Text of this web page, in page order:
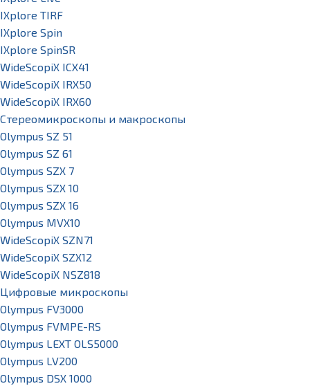
IXplore TIRF
IXplore Spin
IXplore SpinSR
WideScopiX ICX41
WideScopiX IRX50
WideScopiX IRX60
Стереомикроскопы и макроскопы
Olympus SZ 51
Olympus SZ 61
Olympus SZX 7
Olympus SZX 10
Olympus SZX 16
Olympus MVX10
WideScopiX SZN71
WideScopiX SZX12
WideScopiX NSZ818
Цифровые микроскопы
Olympus FV3000
Olympus FVMPE-RS
Olympus LEXT OLS5000
Olympus LV200
Olympus DSX 1000